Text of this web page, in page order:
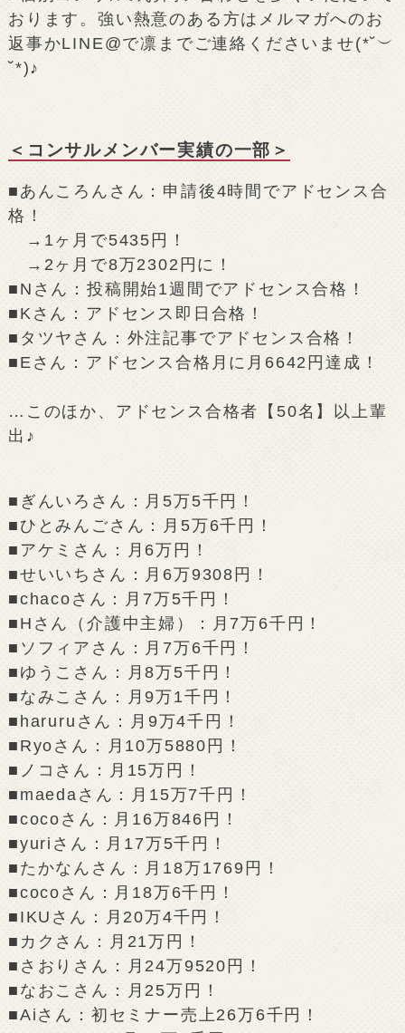
おります。強い熱意のある方はメルマガへのお
返事かLINE@で凛までご連絡くださいませ(*˘︶
˘*)♪
＜コンサルメンバー実績の一部＞
■あんころんさん：申請後4時間でアドセンス合
格！
→1ヶ月で5435円！
→2ヶ月で8万2302円に！
■Nさん：投稿開始1週間でアドセンス合格！
■Kさん：アドセンス即日合格！
■タツヤさん：外注記事でアドセンス合格！
■Eさん：アドセンス合格月に月6642円達成！
…このほか、アドセンス合格者【50名】以上輩
出♪
■ぎんいろさん：月5万5千円！
■ひとみんごさん：月5万6千円！
■アケミさん：月6万円！
■せいいちさん：月6万9308円！
■chacoさん：月7万5千円！
■Hさん（介護中主婦）：月7万6千円！
■ソフィアさん：月7万6千円！
■ゆうこさん：月8万5千円！
■なみこさん：月9万1千円！
■haruruさん：月9万4千円！
■Ryoさん：月10万5880円！
■ノコさん：月15万円！
■maedaさん：月15万7千円！
■cocoさん：月16万846円！
■yuriさん：月17万5千円！
■たかなんさん：月18万1769円！
■cocoさん：月18万6千円！
■IKUさん：月20万4千円！
■カクさん：月21万円！
■さおりさん：月24万9520円！
■なおこさん：月25万円！
■Aiさん：初セミナー売上26万6千円！